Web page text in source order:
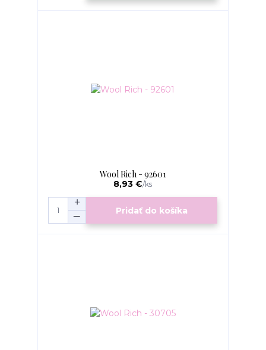
Wool Rich - 92601
8,93 €/ks
Pridať do košíka